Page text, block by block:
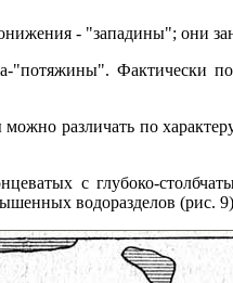
- "западины"; они
"потяжины". Фактически
раз­личать по
с глубоко-
водоразделов (рис.